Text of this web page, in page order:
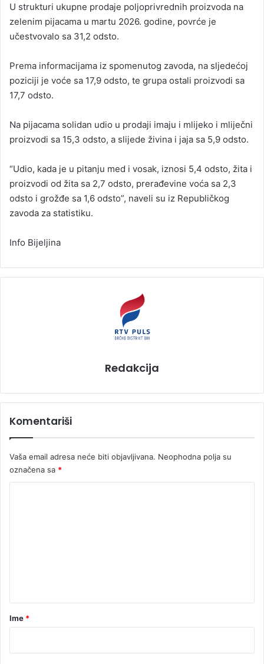
U strukturi ukupne prodaje poljoprivrednih proizvoda na
zelenim pijacama u martu 2026. godine, povrće je
učestvovalo sa 31,2 odsto.
Prema informacijama iz spomenutog zavoda, na sljedećoj
poziciji je voće sa 17,9 odsto, te grupa ostali proizvodi sa
17,7 odsto.
Na pijacama solidan udio u prodaji imaju i mlijeko i mliječni
proizvodi sa 15,3 odsto, a slijede živina i jaja sa 5,9 odsto.
“Udio, kada je u pitanju med i vosak, iznosi 5,4 odsto, žita i
proizvodi od žita sa 2,7 odsto, prerađevine voća sa 2,3
odsto i grožđe sa 1,6 odsto”, naveli su iz Republičkog
zavoda za statistiku.
Info Bijeljina
Redakcija
Komentariši
Vaša email adresa neće biti objavljivana. Neophodna polja su
označena sa *
rIme *